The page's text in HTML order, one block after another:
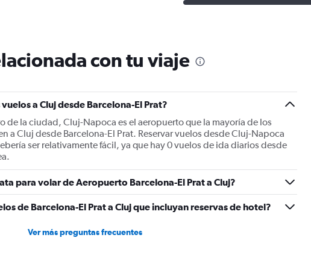
con tu viaje
a Cluj desde Barcelona-El Prat?
de la ciudad, Cluj-Napoca es el aeropuerto que la mayoría de los
a Cluj desde Barcelona-El Prat. Reservar vuelos desde Cluj-Napoca
ser relativamente fácil, ya que hay 0 vuelos de ida diarios desde
para volar de Aeropuerto Barcelona-El Prat a Cluj?
de Barcelona-El Prat a Cluj que incluyan reservas de hotel?
Ver más preguntas frecuentes